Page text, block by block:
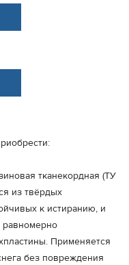
тканекордная (ТУ
из твёрдых
к истиранию, и
равномерно
Применяется
без повреждения